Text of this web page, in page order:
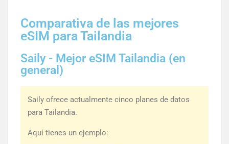
Comparativa de las mejores
eSIM para Tailandia
Saily - Mejor eSIM Tailandia (en
general)
Saily ofrece actualmente cinco planes de datos
para Tailandia.
Aquí tienes un ejemplo: